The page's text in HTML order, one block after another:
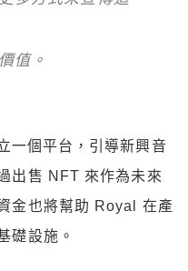
值。
一個平台，引導新興音
出售 NFT 來作為未來
金也將幫助 Royal 在產
礎設施。